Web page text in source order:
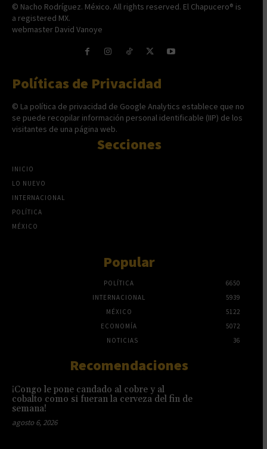
© Nacho Rodríguez. México. All rights reserved. El Chapucero® is
a registered MX.
webmaster David Vanoye
Políticas de Privacidad
© La política de privacidad de Google Analytics establece que no
se puede recopilar información personal identificable (IIP) de los
visitantes de una página web.
Secciones
INICIO
LO NUEVO
INTERNACIONAL
POLÍTICA
MÉXICO
Popular
POLÍTICA
6650
INTERNACIONAL
5939
MÉXICO
5122
ECONOMÍA
5072
NOTICIAS
36
Recomendaciones
¡Congo le pone candado al cobre y al
cobalto como si fueran la cerveza del fin de
semana!
agosto 6, 2026